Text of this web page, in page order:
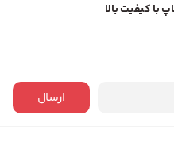
با کیفیت بالا
ارسال